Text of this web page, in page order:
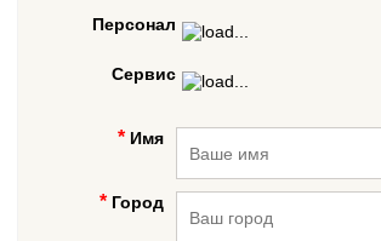
Персонал
Сервис
Имя
Город